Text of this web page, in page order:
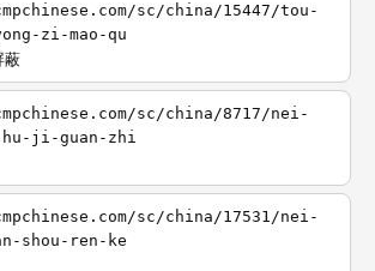
sc/china/15447/tou-
zi-mao-qu
蔽
sc/china/8717/nei-
ji-guan-zhi
sc/china/17531/nei-
shou-ren-ke